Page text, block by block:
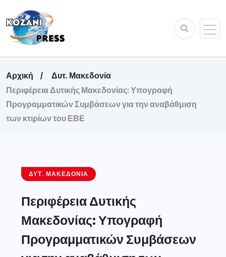
Αρχική
Δυτ. Μακεδονία
Περιφέρεια Δυτικής Μακεδονίας: Υπογραφή
Προγραμματικών Συμβάσεων για την αναβάθμιση
των κτιρίων του ΕΒΕ
ΔΥΤ. ΜΑΚΕΔΟΝΊΑ
Περιφέρεια Δυτικής
Μακεδονίας: Υπογραφή
Προγραμματικών Συμβάσεων